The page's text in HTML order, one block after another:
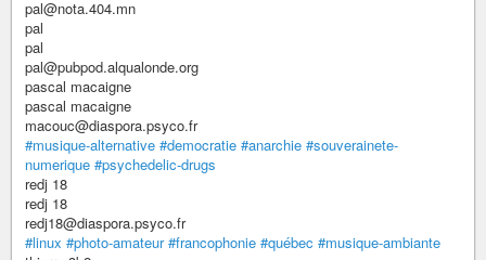
pal@nota.404.mn
pal
pal
pal@pubpod.alqualonde.org
pascal macaigne
pascal macaigne
macouc@diaspora.psyco.fr
#musique-alternative #democratie #anarchie #souverainete-
numerique #psychedelic-drugs
redj 18
redj 18
redj18@diaspora.psyco.fr
#linux #photo-amateur #francophonie #québec #musique-ambiante